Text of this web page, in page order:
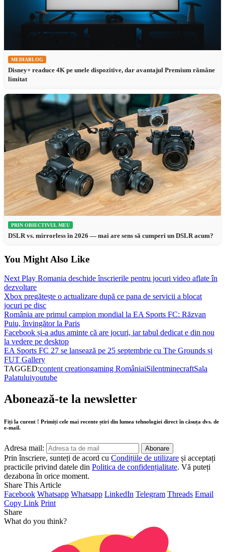
MEDIABLOG
Disney+ readuce 4K pe unele dispozitive, dar avantajul Premium rămâne
limitat
PRIN OBIECTIVUL MEU
DSLR vs. mirrorless în 2026 — mai are sens să cumperi un DSLR acum?
You Might Also Like
Next Play Romania deschide înscrierile pentru jocuri video aflate în
dezvoltare
Xbox pregătește o actualizare după ce pana de servicii a blocat
jocuri pe disc
România are primul campion mondial la EA Sports FC: Răzvan
Puiu, învingător la Paris
Facebook și-a adus aminte că are jocuri, iar tabul dedicat e din nou
la vedere pe desktop
EA Sports FC 27 se lansează pe 25 septembrie cu The Grounds și
FUT Gallery
TAGGED:content creationgaming RomâniaiSilentminecraftSala
Palatuluiyoutube
Abonează-te la newsletter
Fiți la curent ! Primiți cele mai recente știri din lumea tehnologiei direct în căsuța dvs. de
e-mail.
Adresa mail:
Prin înscriere, sunteți de acord cu Condițiile de utilizare și acceptați
practicile privind datele din Politica de confidențialitate. Vă puteți
dezabona în orice moment.
Share This Article
Facebook Whatsapp Whatsapp LinkedIn Telegram Threads Email
Copy Link Print
Share
What do you think?